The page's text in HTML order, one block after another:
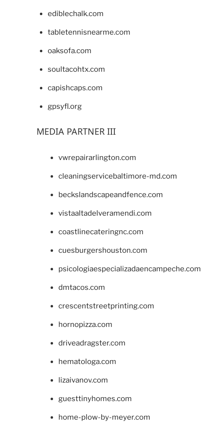
ediblechalk.com
tabletennisnearme.com
oaksofa.com
soultacohtx.com
capishcaps.com
gpsyfl.org
MEDIA PARTNER III
vwrepairarlington.com
cleaningservicebaltimore-md.com
beckslandscapeandfence.com
vistaaltadelveramendi.com
coastlinecateringnc.com
cuesburgershouston.com
psicologiaespecializadaencampeche.com
dmtacos.com
crescentstreetprinting.com
hornopizza.com
driveadragster.com
hematologa.com
lizaivanov.com
guesttinyhomes.com
home-plow-by-meyer.com